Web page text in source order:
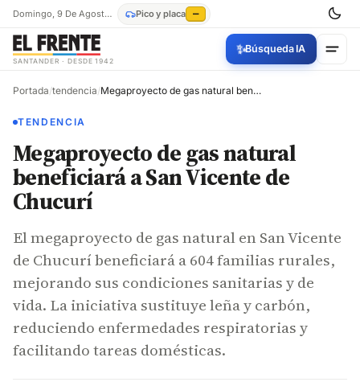
Domingo, 9 De Agosto De 2026 Pico y placa —
SANTANDER · DESDE 1942
✨Búsqueda IA
Portada/tendencia/ Megaproyecto de gas natural beneficiará a San Vicente de Chucurí
TENDENCIA
Megaproyecto de gas natural
beneficiará a San Vicente de
Chucurí
El megaproyecto de gas natural en San Vicente
de Chucurí beneficiará a 604 familias rurales,
mejorando sus condiciones sanitarias y de
vida. La iniciativa sustituye leña y carbón,
reduciendo enfermedades respiratorias y
facilitando tareas domésticas.